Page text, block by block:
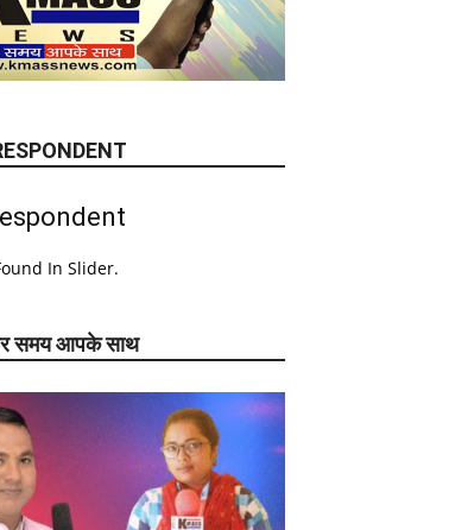
In Slider.
समय आपके साथ